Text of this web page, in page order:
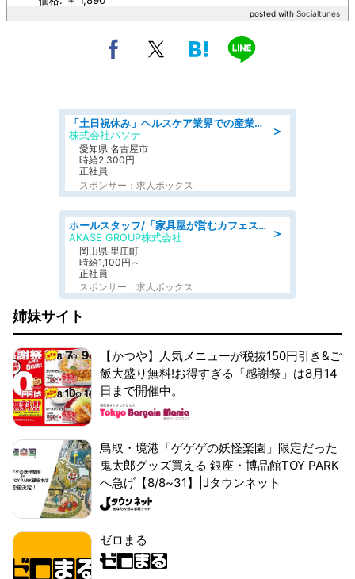
posted with Socialtunes
＞
「土日祝休み」ヘルスケア業界での産業保健師業務/看護師/高時給/未経験OK/要資格:正看護師
株式会社パソナ
愛知県 名古屋市
時給2,300円
正社員
スポンサー：求人ボックス
＞
ホールスタッフ/「家具屋が営むカフェスタッフ!」週2日～OK!嬉しいまかない付き/岡山県/浅口郡里庄町
AKASE GROUP株式会社
岡山県 里庄町
時給1,100円～
正社員
スポンサー：求人ボックス
姉妹サイト
【かつや】人気メニューが税抜150円引き&ご
飯大盛り無料!お得すぎる「感謝祭」は8月14
日まで開催中。
鳥取・境港「ゲゲゲの妖怪楽園」限定だった
鬼太郎グッズ買える 銀座・博品館TOY PARK
へ急げ【8/8~31】|Jタウンネット
ゼロまる